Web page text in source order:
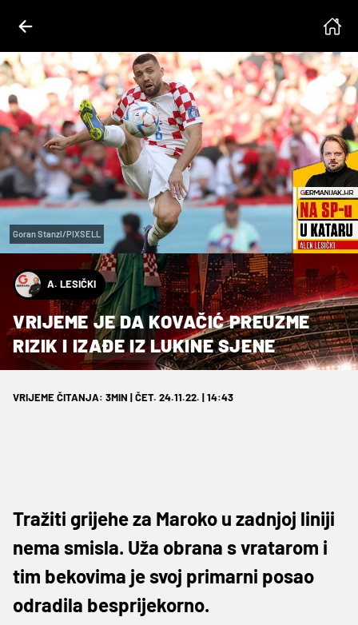
Goran Stanzl/PIXSELL
A. LESIČKI
VRIJEME JE DA KOVAČIĆ PREUZME
RIZIK I IZAĐE IZ LUKINE SJENE
VRIJEME ČITANJA: 3MIN | ČET. 24.11.22. | 14:43
Tražiti grijehe za Maroko u zadnjoj liniji
nema smisla. Uža obrana s vratarom i
tim bekovima je svoj primarni posao
odradila besprijekorno.